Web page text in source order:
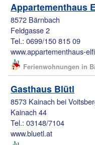
Appartementhaus
8572 Bärnbach
Feldgasse 2
Tel.: 0699/150 815 09
www.appartementhaus-
Ferienwohnungen in
Gasthaus Blütl
8573 Kainach bei
Kainach 44
Tel.: 03148/7104
www.bluetl.at